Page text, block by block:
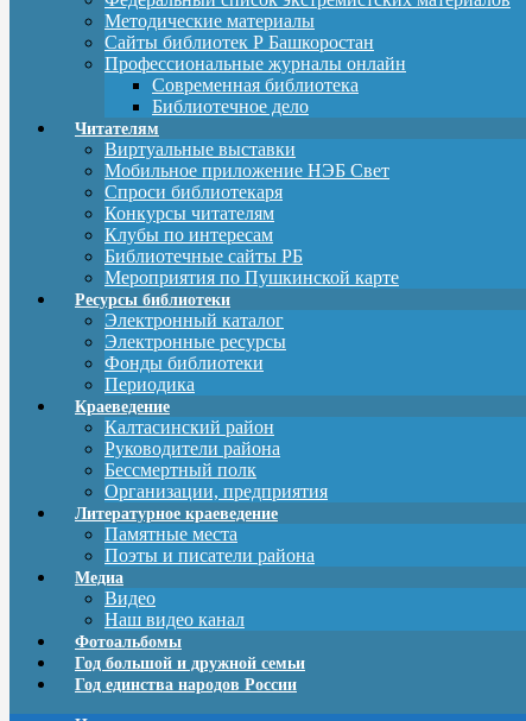
Методические материалы
Сайты библиотек Р Башкоростан
Профессиональные журналы онлайн
Современная библиотека
Библиотечное дело
Читателям
Виртуальные выставки
Мобильное приложение НЭБ Свет
Спроси библиотекаря
Конкурсы читателям
Клубы по интересам
Библиотечные сайты РБ
Мероприятия по Пушкинской карте
Ресурсы библиотеки
Электронный каталог
Электронные ресурсы
Фонды библиотеки
Периодика
Краеведение
Калтасинский район
Руководители района
Бессмертный полк
Организации, предприятия
Литературное краеведение
Памятные места
Поэты и писатели района
Медиа
Видео
Наш видео канал
Фотоальбомы
Год большой и дружной семьи
Год единства народов России